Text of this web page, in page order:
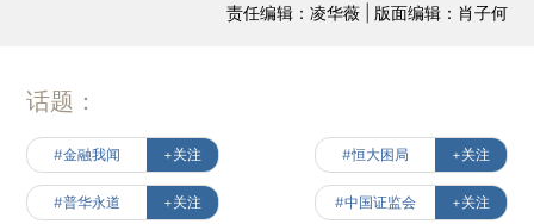
责任编辑：凌华薇 | 版面编辑：肖子何
话题：
#金融我闻 +关注 #恒大困局 +关注
#普华永道 +关注 #中国证监会 +关注